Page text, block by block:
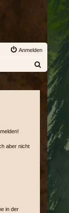
Anmelden
aber nicht
in der